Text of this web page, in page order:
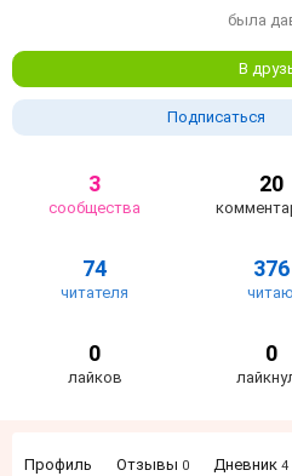
была
В
Подписаться
3
сообщества
20
74
читателя
376
читаю
0
лайков
0
Профиль Отзывы 0 Дневник 4